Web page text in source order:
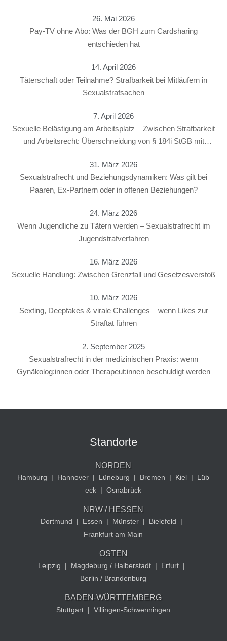
26. Mai 2026
Pay-TV ohne Abo: Was der BGH zum Cardsharing
entschieden hat
14. April 2026
Täterschaft oder Teilnahme? Strafbarkeit bei Mitläufern in
Sexualstrafsachen
7. April 2026
Sexuelle Belästigung am Arbeitsplatz – Zwischen Strafbarkeit
und Arbeitsrecht: Überschneidung von § 184i StGB mit
31. März 2026
Sexualstrafrecht und Beziehungsdynamiken: Was gilt bei
Paaren, Ex-Partnern oder in offenen Beziehungen?
24. März 2026
Wenn Jugendliche zu Tätern werden – Sexualstrafrecht im
Jugendstrafverfahren
16. März 2026
Sexuelle Handlung: Zwischen Grenzfall und Gesetzesverstoß
10. März 2026
Sexting, Deepfakes & virale Challenges – wenn Likes zur
Straftat führen
2. September 2025
Sexualstrafrecht in der medizinischen Praxis: wenn
Gynäkolog:innen oder Therapeut:innen beschuldigt werden
Standorte
NORDEN
Hamburg | Hannover | Lüneburg | Bremen | Kiel |
Lüb
eck | Osnabrück
NRW / HESSEN
Dortmund | Essen | Münster | Bielefeld
|
Frankfurt am Main
OSTEN
Leipzig | Magdeburg / Halberstadt | Erfurt |
Berlin / Brandenburg
BADEN-WÜRTTEMBERG
Stuttgart | Villingen-Schwenningen